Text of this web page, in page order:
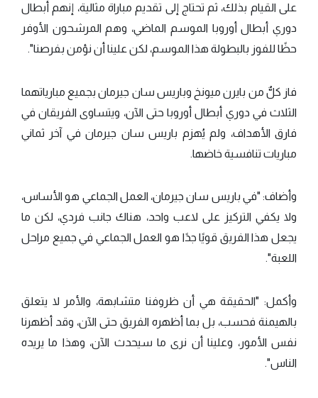
على القيام بذلك، ثم تحتاج إلى تقديم مباراة مثالية، إنهم أبطال
دوري أبطال أوروبا الموسم الماضي، وهم المرشحون الأوفر
حظًا للفوز بالبطولة هذا الموسم، لكن علينا أن نؤمن بفرصنا".
فاز كلٌّ من بايرن ميونخ وباريس سان جيرمان بجميع مبارياتهما
الثلاث في دوري أبطال أوروبا حتى الآن، ويتساوى الفريقان في
فارق الأهداف، ولم يُهزم باريس سان جيرمان في آخر ثماني
مباريات تنافسية خاضها.
وأضاف: "في باريس سان جيرمان، العمل الجماعي هو الأساس،
ولا يكفي التركيز على لاعب واحد، هناك جانب فردي، لكن ما
يجعل هذا الفريق قويًا جدًا هو العمل الجماعي في جميع مراحل
اللعبة".
وأكمل: "الحقيقة هي أن ظروفنا متشابهة، والأمر لا يتعلق
بالهيمنة فحسب، بل بما أظهره الفريق حتى الآن، وقد أظهرنا
نفس الأمور، وعلينا أن نرى ما سيحدث الآن، وهذا ما يريده
الناس".